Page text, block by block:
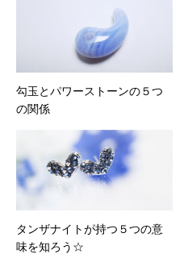
勾玉とパワーストーンの５つ
の関係
タンザナイトが持つ５つの意
味を知ろう☆